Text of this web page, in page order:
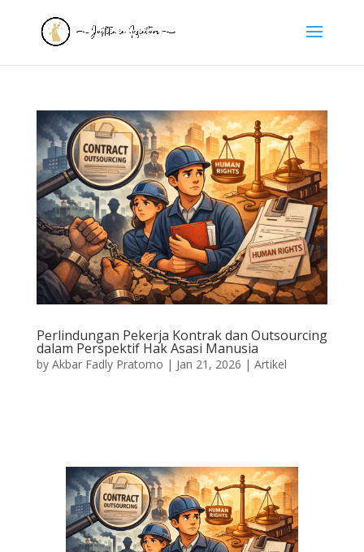
Perlindungan Pekerja Kontrak dan Outsourcing
dalam Perspektif Hak Asasi Manusia
by Akbar Fadly Pratomo | Jan 21, 2026 | Artikel